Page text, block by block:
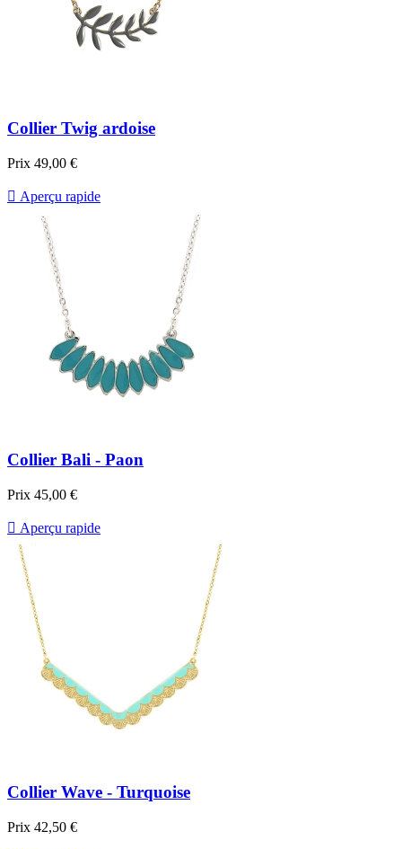
Collier Twig ardoise
Prix 49,00 €
 Aperçu rapide
Collier Bali - Paon
Prix 45,00 €
 Aperçu rapide
Collier Wave - Turquoise
Prix 42,50 €